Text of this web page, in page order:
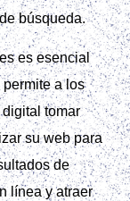
búsqueda.
es esencial
a los
tomar
su web para
de
línea y atraer